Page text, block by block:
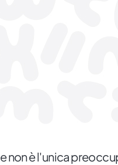
non è l'unica